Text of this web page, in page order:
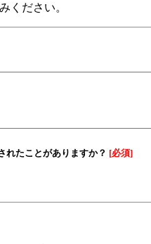
ください。
たことがありますか？ [必須]